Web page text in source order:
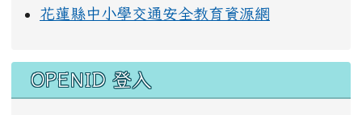
花蓮縣中小學交通安全教育資源網
OPENID 登入